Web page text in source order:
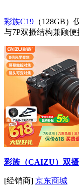
彩族C19 （128GB
与7P双摄结构兼顾
彩族（CAIZU）双
[经销商] 京东商城